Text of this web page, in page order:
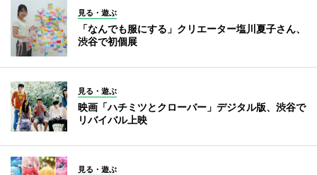
見る・遊ぶ
「なんでも服にする」クリエーター塩川夏子さん、
渋谷で初個展
見る・遊ぶ
映画「ハチミツとクローバー」デジタル版、渋谷で
リバイバル上映
見る・遊ぶ